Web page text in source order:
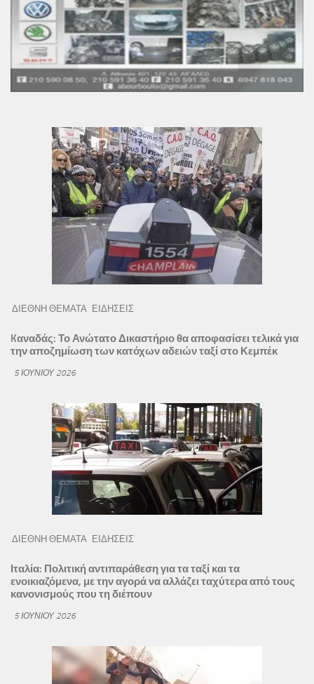
ΔΙΕΘΝΗ ΘΕΜΑΤΑ ΕΙΔΗΣΕΙΣ
Kαναδάς: Το Ανώτατο Δικαστήριο θα αποφασίσει τελικά για
την αποζημίωση των κατόχων αδειών ταξί στο Κεμπέκ
5 ΙΟΥΝΊΟΥ 2026
ΔΙΕΘΝΗ ΘΕΜΑΤΑ ΕΙΔΗΣΕΙΣ
Ιταλία: Πολιτική αντιπαράθεση για τα ταξί και τα
ενοικιαζόμενα, με την αγορά να αλλάζει ταχύτερα από τους
κανονισμούς που τη διέπουν
5 ΙΟΥΝΊΟΥ 2026